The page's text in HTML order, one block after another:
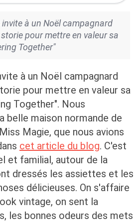
à un Noël campagnard
pour mettre en valeur sa
Together"
à un Noël campagnard
pour mettre en valeur sa
Together". Nous
belle maison normande de
Magie, que nous avions
cet article du blog. C'est
et familial, autour de la
dressés les assiettes et les
délicieuses. On s'affaire
vintage, on sent la
les bonnes odeurs des mets